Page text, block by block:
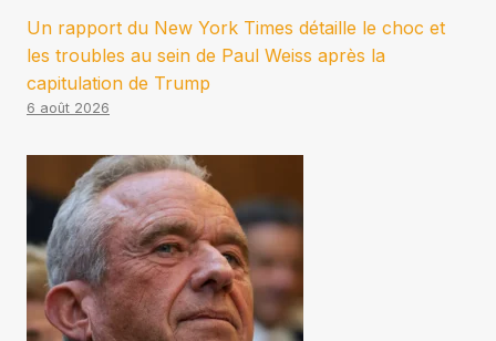
Un rapport du New York Times détaille le choc et
les troubles au sein de Paul Weiss après la
capitulation de Trump
6 août 2026